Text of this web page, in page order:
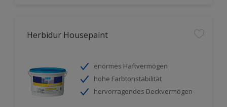
Herbidur Housepaint
enormes Haftvermögen
hohe Farbtonstabilität
hervorragendes Deckvermögen